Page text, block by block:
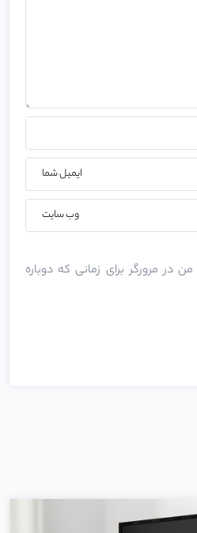
در مرورگر برای زمانی که دوباره